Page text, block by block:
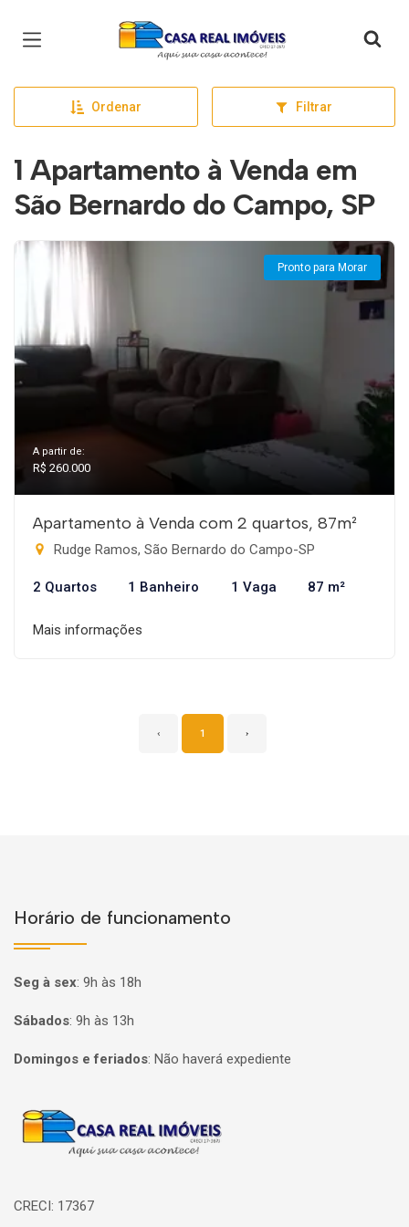
Página inicial
Ordenar Filtrar
1 Apartamento à Venda em
São Bernardo do Campo, SP
Pronto para Morar
A partir de:
R$ 260.000
Apartamento à Venda com 2 quartos, 87m²
Rudge Ramos, São Bernardo do Campo-SP
2 Quartos 1 Banheiro 1 Vaga 87 m²
Mais informações
‹ 1 ›
Horário de funcionamento
Seg à sex: 9h às 18h
Sábados: 9h às 13h
Domingos e feriados: Não haverá expediente
Página inicial
CRECI: 17367